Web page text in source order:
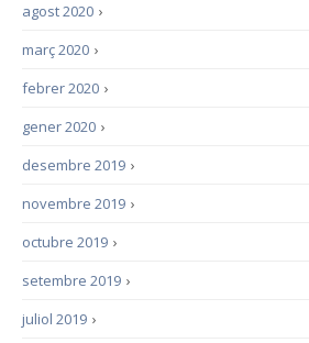
›
agost 2020
›
març 2020
›
febrer 2020
›
gener 2020
›
desembre 2019
›
novembre 2019
›
octubre 2019
›
setembre 2019
›
juliol 2019